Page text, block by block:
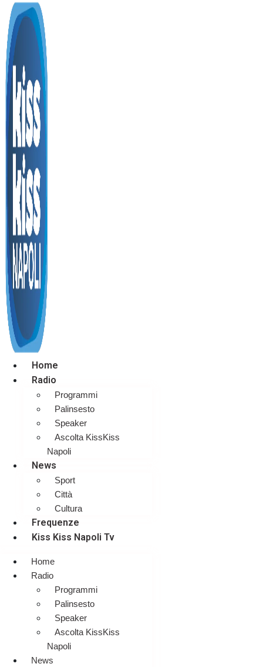
Home
Radio
Programmi
Palinsesto
Speaker
Ascolta KissKiss
Napoli
News
Sport
Città
Cultura
Frequenze
Kiss Kiss Napoli Tv
Home
Radio
Programmi
Palinsesto
Speaker
Ascolta KissKiss
Napoli
News